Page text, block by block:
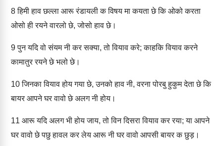
8हिमी हाव छल्ला आरू रंडायली क विषय मा कयता छे कि ओको करता
ओसो ही रयने वारलो छे, जोसो हाव छे।
9पुन यदि वो संयम नी कर सक्या, तो वियाव करे; काहकि वियाव करने
कामातुर रयने छे भलो छे।
10जिनका वियाव होय गया छे, उनको हाव नी, वरना पोरबु हुकुम देता छे कि
बायर आपने घर वावो छे अलग नी होय।
11 आरू यदि अलग भी होय जाय, तो विन दिसरा वियाव कर रया; या आपने
घर वावो छे पछु हावल कर लेय आरू नी घर वावो आपसी बायर क छुड़।